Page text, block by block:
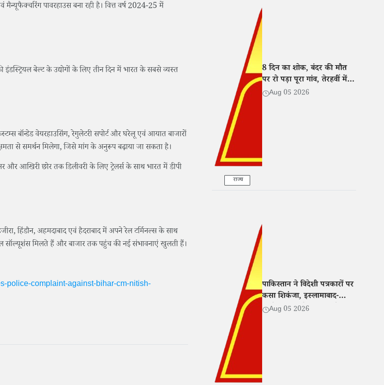
पावरहाउस बना रही है। वित्त वर्ष 2024-25 में
इंडस्ट्रियल बेल्ट के उद्योगों के लिए तीन दिन में भारत के सबसे व्यस्त
बॉन्डेड वेयरहाउसिंग, रेगुलेटरी सपोर्ट और घरेलू एवं आयात बाजारों
से समर्थन मिलेगा, जिसे मांग के अनुरूप बढ़ाया जा सकता है।
आखिरी छोर तक डिलीवरी के लिए ट्रेलर्स के साथ भारत में डीपी
हिंडौन, अहमदाबाद एवं हैदराबाद में अपने रेल टर्मिनल्स के साथ
रेल सॉल्यूशंस मिलते हैं और बाजार तक पहुंच की नई संभावनाएं खुलती हैं।
complaint-against-bihar-cm-nitish-
राज्य
8 दिन का शोक, बंदर की मौत
पर रो पड़ा पूरा गांव, तेरहवीं में
खिलाई दाल-बाटी-चूरमा
Aug 05 2026
पाकिस्तान ने विदेशी पत्रकारों पर
कसा शिकंजा, इस्लामाबाद-
लाहौर-कराची के बाहर रिपोर्टिंग
Aug 05 2026